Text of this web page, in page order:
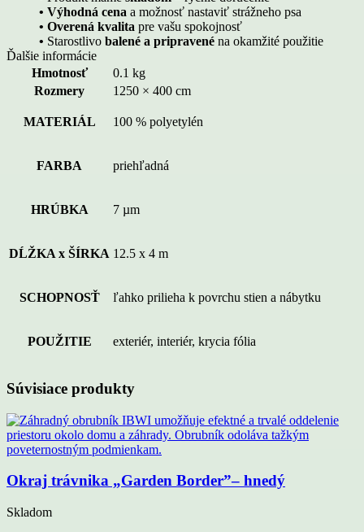
• Výhodná cena a možnosť nastaviť strážneho psa
• Overená kvalita pre vašu spokojnosť
• Starostlivo balené a pripravené na okamžité použitie
Ďalšie informácie
Hmotnosť
0.1 kg
Rozmery
1250 × 400 cm
MATERIÁL 100 % polyetylén
FARBA priehľadná
HRÚBKA 7 µm
DĹŽKA x ŠÍRKA 12.5 x 4 m
SCHOPNOSŤ ľahko prilieha k povrchu stien a nábytku
POUŽITIE exteriér, interiér, krycia fólia
Súvisiace produkty
Okraj trávnika „Garden Border”– hnedý
Skladom